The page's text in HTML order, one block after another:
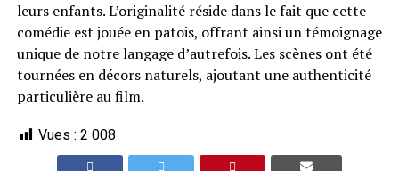
leurs enfants. L’originalité réside dans le fait que cette
comédie est jouée en patois, offrant ainsi un témoignage
unique de notre langage d’autrefois. Les scènes ont été
tournées en décors naturels, ajoutant une authenticité
particulière au film.
Vues : 2 008